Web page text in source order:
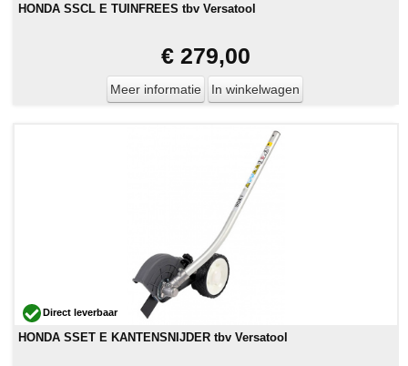
HONDA SSCL E TUINFREES tbv Versatool
€ 279,00
Meer informatie In winkelwagen
Direct leverbaar
HONDA SSET E KANTENSNIJDER tbv Versatool